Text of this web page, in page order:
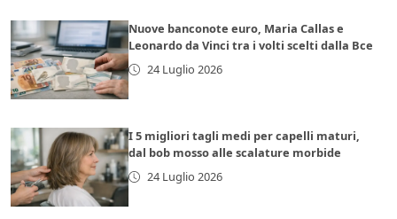
Nuove banconote euro, Maria Callas e
Leonardo da Vinci tra i volti scelti dalla Bce
24 Luglio 2026
I 5 migliori tagli medi per capelli maturi,
dal bob mosso alle scalature morbide
24 Luglio 2026